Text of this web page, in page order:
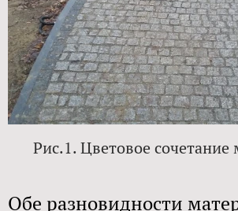
Рис.1. Цветовое сочетание
Обе разновидности